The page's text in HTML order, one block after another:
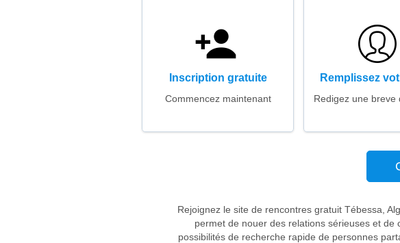
Inscription gratuite
Commencez maintenant
Remplissez
Redigez une breve
Rejoignez le site de rencontres gratuit Tébessa,
permet de nouer des relations sérieuses et
possibilités de recherche rapide de personnes